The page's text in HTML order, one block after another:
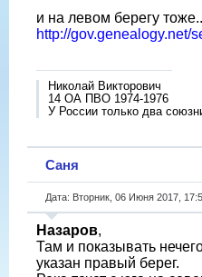
и на левом берегу
http://gov.genealogy.net/
Николай Викторович
14 ОА ПВО 1974-1976
У России только два
Саня
Дата: Вторник, 06 Июня 2017,
Назаров,
Там и показывать
указан правый берег.